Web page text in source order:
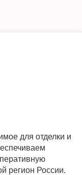
для отделки и
регион России.